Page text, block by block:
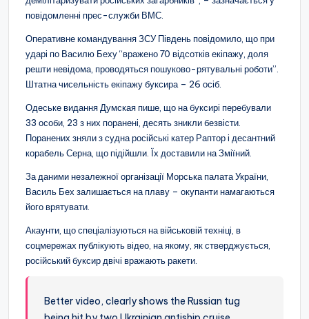
повідомленні прес-служби ВМС.
Оперативне командування ЗСУ Південь повідомило, що при
ударі по Василю Беху “вражено 70 відсотків екіпажу, доля
решти невідома, проводяться пошуково-рятувальні роботи”.
Штатна чисельність екіпажу буксира – 26 осіб.
Одеське видання Думская пише, що на буксирі перебували
33 особи, 23 з них поранені, десять зникли безвісти.
Поранених зняли з судна російські катер Раптор і десантний
корабель Серна, що підійшли. Їх доставили на Зміїний.
За даними незалежної організації Морська палата України,
Василь Бех залишається на плаву – окупанти намагаються
його врятувати.
Акаунти, що спеціалізуються на військовій техніці, в
соцмережах публікують відео, на якому, як стверджується,
російський буксир двічі вражають ракети.
Better video, clearly shows the Russian tug